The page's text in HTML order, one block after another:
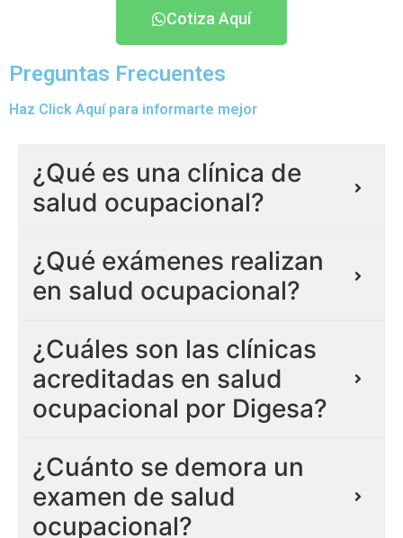
Cotiza Aquí
Preguntas Frecuentes
Haz Click Aquí para informarte mejor
¿Qué es una clínica de
salud ocupacional?
¿Qué exámenes realizan
en salud ocupacional?
¿Cuáles son las clínicas
acreditadas en salud
ocupacional por Digesa?
¿Cuánto se demora un
examen de salud
ocupacional?